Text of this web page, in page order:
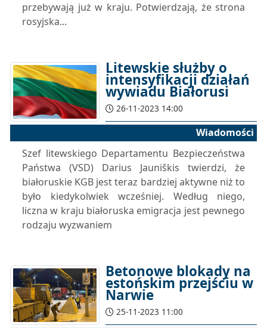
przebywają już w kraju. Potwierdzają, że strona
rosyjska...
Litewskie służby o
intensyfikacji działań
wywiadu Białorusi
26-11-2023 14:00
Wiadomości
Szef litewskiego Departamentu Bezpieczeństwa
Państwa (VSD) Darius Jauniškis twierdzi, że
białoruskie KGB jest teraz bardziej aktywne niż to
było kiedykolwiek wcześniej. Według niego,
liczna w kraju białoruska emigracja jest pewnego
rodzaju wyzwaniem
Betonowe blokady na
estońskim przejściu w
Narwie
25-11-2023 11:00